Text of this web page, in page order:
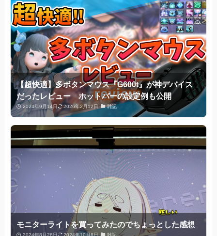
【超快適】多ボタンマウス『G600t』が神デバイス
だったレビュー ホットバーの設定例も公開
2024年9月14日 2026年2月12日 雑記
モニターライトを買ってみたのでちょっとした感想